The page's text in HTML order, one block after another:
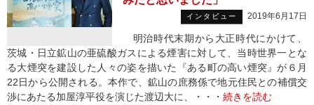
インタビュー 2019年6月17日
明治時代末期から大正時代にかけて、
茨城・日立鉱山の亜硫酸ガスによる煙害に対して、当時世界一とな
る大煙突を建設した人々の姿を描いた『ある町の高い煙突』が６月
22日から公開される。本作で、鉱山の庶務係で地元住民との補償交
渉にあたる加屋淳平役を演じた渡辺大に、・・・ 続きを読む